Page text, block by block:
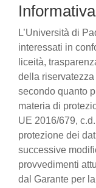
L’Università di
interessati in
liceità,
della
secondo quanto
materia di
UE 2016/679,
protezione dei
successive
provvedimenti
dal Garante per